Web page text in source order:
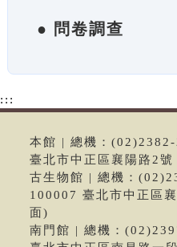
● 問卷調查
:::
本館 | 總機：
臺北市中正區襄陽路2
古生物館 | 總機：
100007 臺北市中正區
面)
南門館 | 總機：